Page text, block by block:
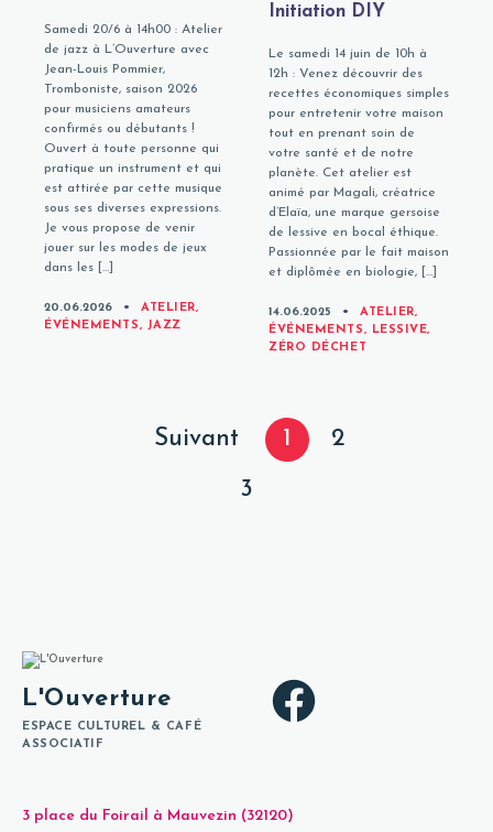
Samedi 20/6 à 14h00 : Atelier
de jazz à L’Ouverture avec
Jean-Louis Pommier,
Tromboniste, saison 2026
pour musiciens amateurs
confirmés ou débutants !
Ouvert à toute personne qui
pratique un instrument et qui
est attirée par cette musique
sous ses diverses expressions.
Je vous propose de venir
jouer sur les modes de jeux
dans les […]
20.06.2026 CATEGORIES
ATELIER,
ÉVÉNEMENTS, JAZZ
Initiation DIY
Le samedi 14 juin de 10h à
12h : Venez découvrir des
recettes économiques simples
pour entretenir votre maison
tout en prenant soin de
votre santé et de notre
planète. Cet atelier est
animé par Magali, créatrice
d’Elaïa, une marque gersoise
de lessive en bocal éthique.
Passionnée par le fait maison
et diplômée en biologie, […]
14.06.2025 CATEGORIES
ATELIER,
ÉVÉNEMENTS, LESSIVE,
ZÉRO DÉCHET
Posts
navigation
Page
1 Page
2
Page
3
SuivantPage
L'Ouverture
ESPACE CULTUREL & CAFÉ
ASSOCIATIF
3 place du Foirail à Mauvezin (32120)